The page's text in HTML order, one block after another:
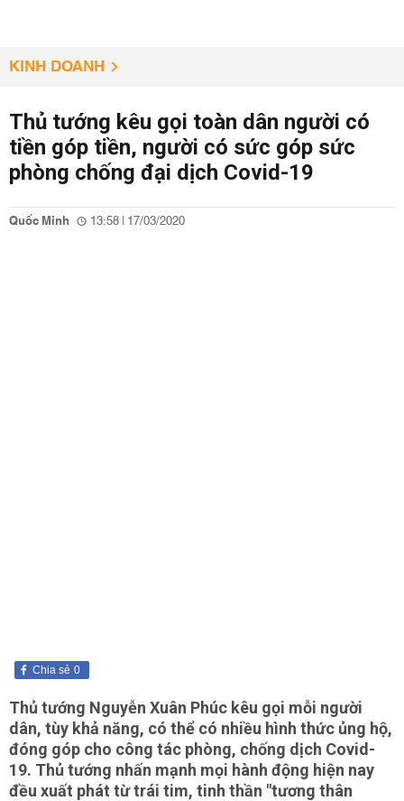
KINH DOANH
Thủ tướng kêu gọi toàn dân người có
tiền góp tiền, người có sức góp sức
phòng chống đại dịch Covid-19
Quốc Minh 13:58 | 17/03/2020
0
Chia sẻ
Thủ tướng Nguyễn Xuân Phúc kêu gọi mỗi người
dân, tùy khả năng, có thể có nhiều hình thức ủng hộ,
đóng góp cho công tác phòng, chống dịch Covid-
19. Thủ tướng nhấn mạnh mọi hành động hiện nay
đều xuất phát từ trái tim, tinh thần "tương thân